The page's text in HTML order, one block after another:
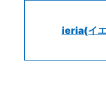
ieria(イ